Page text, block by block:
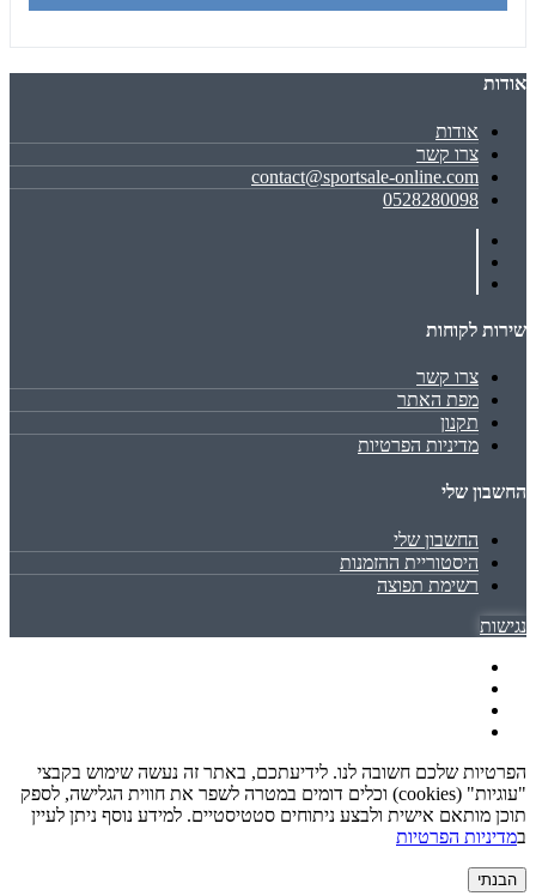
אודות
אודות
צרו קשר
contact@sportsale-online.com
0528280098
שירות לקוחות
צרו קשר
מפת האתר
תקנון
מדיניות הפרטיות
החשבון שלי
החשבון שלי
היסטוריית ההזמנות
רשימת תפוצה
נגישות
הפרטיות שלכם חשובה לנו. לידיעתכם, באתר זה נעשה שימוש בקבצי
"עוגיות" (cookies) וכלים דומים במטרה לשפר את חווית הגלישה, לספק
תוכן מותאם אישית ולבצע ניתוחים סטטיסטיים. למידע נוסף ניתן לעיין
במדיניות הפרטיות
הבנתי